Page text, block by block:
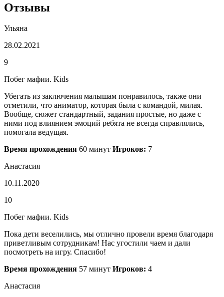
Отзывы
Ульяна
28.02.2021
9
Побег мафии. Kids
Убегать из заключения малышам понравилось, также они
отметили, что аниматор, которая была с командой, милая.
Вообще, сюжет стандартный, задания простые, но даже с
ними под влиянием эмоций ребята не всегда справлялись,
помогала ведущая.
Время прохождения 60 минут Игроков: 7
Анастасия
10.11.2020
10
Побег мафии. Kids
Пока дети веселились, мы отлично провели время благодаря
приветливым сотрудникам! Нас угостили чаем и дали
посмотреть на игру. Спасибо!
Время прохождения 57 минут Игроков: 4
Анастасия